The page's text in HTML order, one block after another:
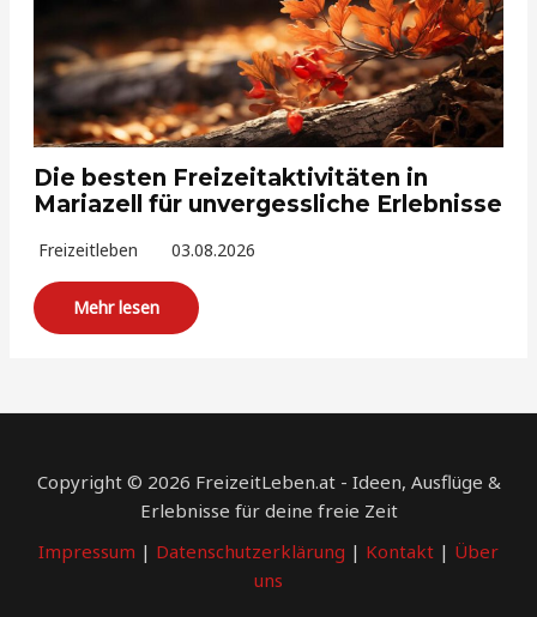
Die besten Freizeitaktivitäten in
Mariazell für unvergessliche Erlebnisse
Freizeitleben 03.08.2026
Mehr lesen
Copyright © 2026 FreizeitLeben.at - Ideen, Ausflüge &
Erlebnisse für deine freie Zeit
Impressum | Datenschutzerklärung | Kontakt | Über
uns